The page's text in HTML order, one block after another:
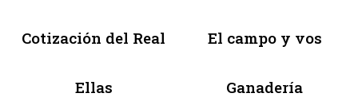
Cotización del Real El campo y vos
Ellas Ganadería